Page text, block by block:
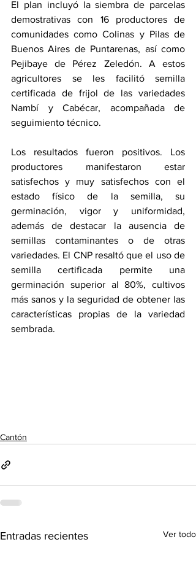
El plan incluyó la siembra de parcelas
demostrativas con 16 productores de
comunidades como Colinas y Pilas de
Buenos Aires de Puntarenas, así como
Pejibaye de Pérez Zeledón. A estos
agricultores se les facilitó semilla
certificada de frijol de las variedades
Nambí y Cabécar, acompañada de
seguimiento técnico.
Los resultados fueron positivos. Los
productores manifestaron estar
satisfechos y muy satisfechos con el
estado físico de la semilla, su
germinación, vigor y uniformidad,
además de destacar la ausencia de
semillas contaminantes o de otras
variedades. El CNP resaltó que el uso de
semilla certificada permite una
germinación superior al 80%, cultivos
más sanos y la seguridad de obtener las
características propias de la variedad
sembrada.
Cantón
Entradas recientes Ver todo